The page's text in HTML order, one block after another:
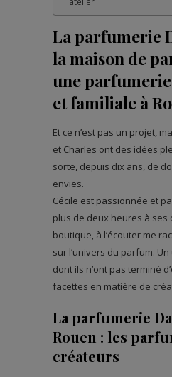
La parfumerie
la maison de
une
et familiale à
Et ce n’est pas un projet,
et Charles ont des idées
sorte, depuis dix ans, de
envies.
Cécile est passionnée et
plus de deux heures à ses
boutique, à l’écouter me
sur l’univers du parfum.
dont ils n’ont pas terminé
facettes en matière de
La parfumerie
Rouen : les
créateurs